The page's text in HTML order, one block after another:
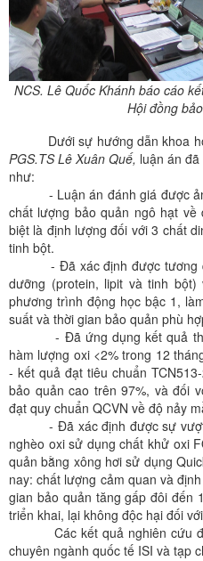
NCS. Lê Quốc Khánh báo cáo
Hội đồng
Dưới sự hướng dẫn khoa
PGS.TS Lê Xuân Quế, luận án
như:
- Luận án đánh giá được
chất lượng bảo quản ngô hạt
biệt là định lượng đối với 3 chất
tinh bột.
- Đã xác định được tương
dưỡng (protein, lipit và tinh
phương trình động học bậc 1,
suất và thời gian bảo quản phù
- Đã ứng dụng kết quả thực
hàm lượng oxi <2% trong 12
- kết quả đạt tiêu chuẩn
bảo quản cao trên 97%, và đối
đạt quy chuẩn QCVN về độ nảy
- Đã xác định được sự vượt
nghèo oxi sử dụng chất khử oxi
quản bằng xông hơi sử dụng
nay: chất lượng cảm quan và
gian bảo quản tăng gấp đôi đến
triển khai, lại không độc hại đối
Các kết quả nghiên cứu đã
chuyên ngành quốc tế ISI và tạp